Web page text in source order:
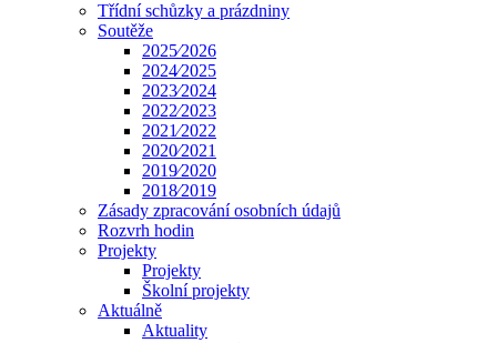
Třídní schůzky a prázdniny
Soutěže
2025⁄2026
2024⁄2025
2023⁄2024
2022⁄2023
2021⁄2022
2020⁄2021
2019⁄2020
2018⁄2019
Zásady zpracování osobních údajů
Rozvrh hodin
Projekty
Projekty
Školní projekty
Aktuálně
Aktuality